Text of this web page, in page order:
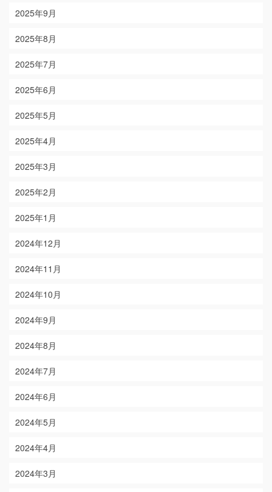
2025年9月
2025年8月
2025年7月
2025年6月
2025年5月
2025年4月
2025年3月
2025年2月
2025年1月
2024年12月
2024年11月
2024年10月
2024年9月
2024年8月
2024年7月
2024年6月
2024年5月
2024年4月
2024年3月